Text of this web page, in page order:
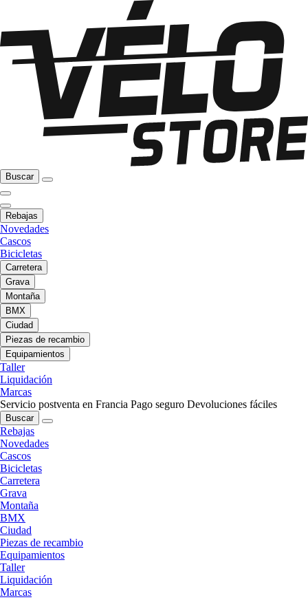
Buscar
Rebajas
Novedades
Cascos
Bicicletas
Carretera
Grava
Montaña
BMX
Ciudad
Piezas de recambio
Equipamientos
Taller
Liquidación
Marcas
Servicio postventa en Francia Pago seguro Devoluciones fáciles
Buscar
Rebajas
Novedades
Cascos
Bicicletas
Carretera
Grava
Montaña
BMX
Ciudad
Piezas de recambio
Equipamientos
Taller
Liquidación
Marcas